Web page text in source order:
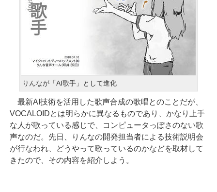
りんなが「AI歌手」として進化
最新AI技術を活用した歌声合成の歌唱とのことだが、
VOCALOIDとは明らかに異なるものであり、かなり上手
な人が歌っている感じで、コンピュータっぽさのない歌
声なのだ。先日、りんなの開発担当者による技術説明会
が行なわれ、どうやって歌っているのかなどを取材して
きたので、その内容を紹介しよう。